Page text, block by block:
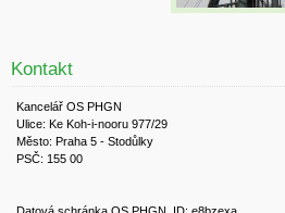
Kontakt
Kancelář OS PHGN
Ulice: Ke Koh-i-nooru 977/29
Město: Praha 5 - Stodůlky
PSČ: 155 00